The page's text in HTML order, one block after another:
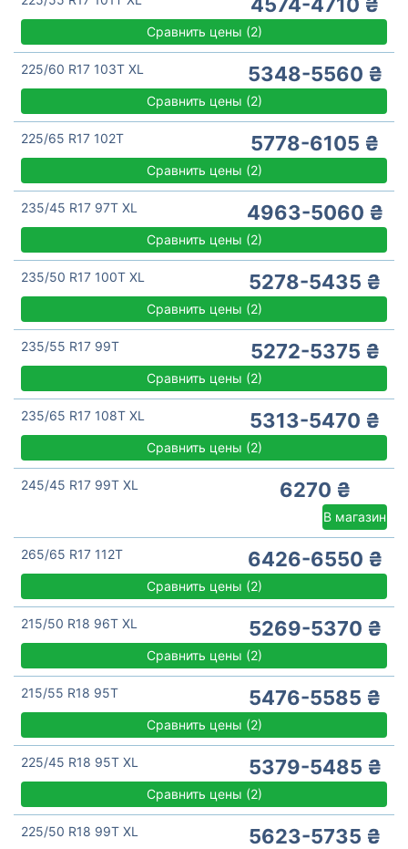
Сравнить цены (2)
225/60 R17 103T XL 5348-5560 ₴
Сравнить цены (2)
225/65 R17 102T 5778-6105 ₴
Сравнить цены (2)
235/45 R17 97T XL 4963-5060 ₴
Сравнить цены (2)
235/50 R17 100T XL 5278-5435 ₴
Сравнить цены (2)
235/55 R17 99T 5272-5375 ₴
Сравнить цены (2)
235/65 R17 108T XL 5313-5470 ₴
Сравнить цены (2)
245/45 R17 99T XL 6270 ₴
В магазин
265/65 R17 112T 6426-6550 ₴
Сравнить цены (2)
215/50 R18 96T XL 5269-5370 ₴
Сравнить цены (2)
215/55 R18 95T 5476-5585 ₴
Сравнить цены (2)
225/45 R18 95T XL 5379-5485 ₴
Сравнить цены (2)
225/50 R18 99T XL 5623-5735 ₴